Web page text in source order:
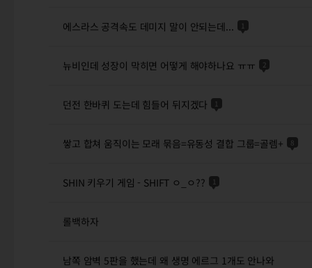
에스라스 공격속도 데미지 말이 안되는데... 1
뉴비인데 성장이 막히면 어떻게 해야하나요 ㅠㅠ 2
던전 한바퀴 도는데 힘들어 뒤지겠다 1
쌓고 합쳐 움직이는 모래 묶음=유동성 결합 그룹=골렘+ 8
SHIN 키우기 게임 - SHIFT ㅇ_ㅇ?? 1
롤백하자
남쪽 암벽 5판을 했는데 왜 생명 에르그 1개도 안나와